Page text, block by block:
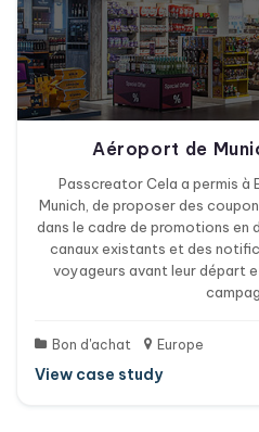
Aéroport de
Passcreator Cela a permis à
Munich, de proposer des
dans le cadre de promotions
canaux existants et des
voyageurs avant leur départ
Bon d'achat Europe
View case study